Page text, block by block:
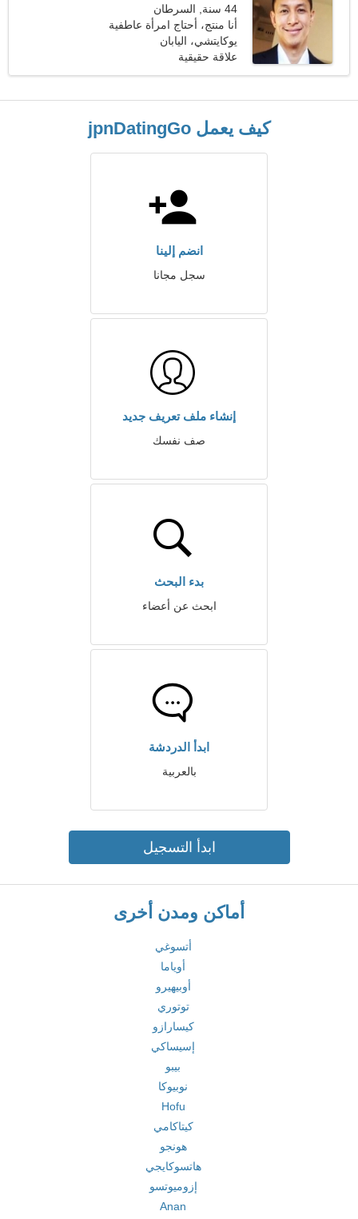
44 سنة, السرطان
أنا منتج، أحتاج امرأة عاطفية
يوكايتشي، اليابان
علاقة حقيقية
كيف يعمل jpnDatingGo
انضم إلينا
سجل مجانا
إنشاء ملف تعريف جديد
صف نفسك
بدء البحث
ابحث عن أعضاء
ابدأ الدردشة
بالعربية
ابدأ التسجيل
أماكن ومدن أخرى
أتسوغي
أوياما
أوبيهيرو
توتوري
كيسارازو
إسيساكي
بيبو
نوبيوكا
Hofu
كيتاكامي
هونجو
هاتسوکایجي
إزوميوتسو
Anan